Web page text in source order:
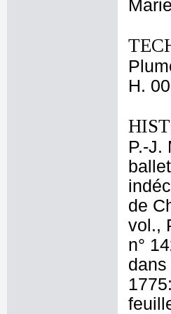
H.
P.-J.
de
vol.,
n°